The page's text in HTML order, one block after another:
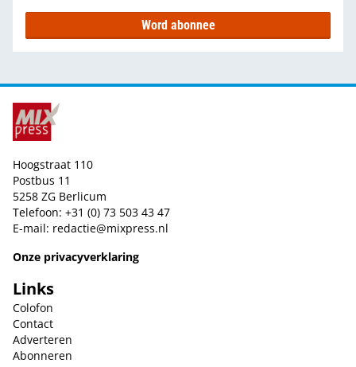
Word abonnee
Hoogstraat 110
Postbus 11
5258 ZG Berlicum
Telefoon: +31 (0) 73 503 43 47
E-mail: redactie@mixpress.nl
Onze privacyverklaring
Links
Colofon
Contact
Adverteren
Abonneren